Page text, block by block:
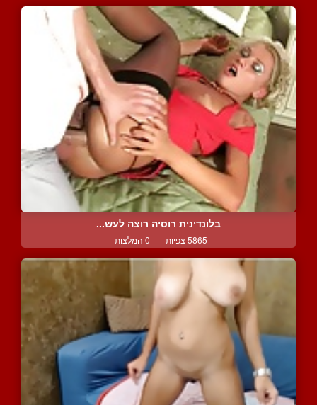
בלונדינית רוסיה רוצה לעש...
5865 צפיות | 0 המלצות